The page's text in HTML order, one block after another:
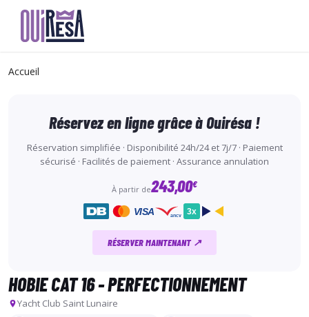
contenu
Accueil
HOBIE CAT 16 - PERFECTIONNEMENT
Yacht Club Saint Lunaire
Réservez en ligne grâce à Ouirésa !
Réservation simplifiée · Disponibilité 24h/24 et 7j/7 · Paiement
sécurisé · Facilités de paiement · Assurance annulation
À partir de243,00€
VISA ancv 3x
RÉSERVER MAINTENANT ↗